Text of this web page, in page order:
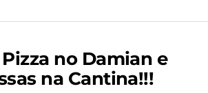
no Damian e
na Cantina!!!